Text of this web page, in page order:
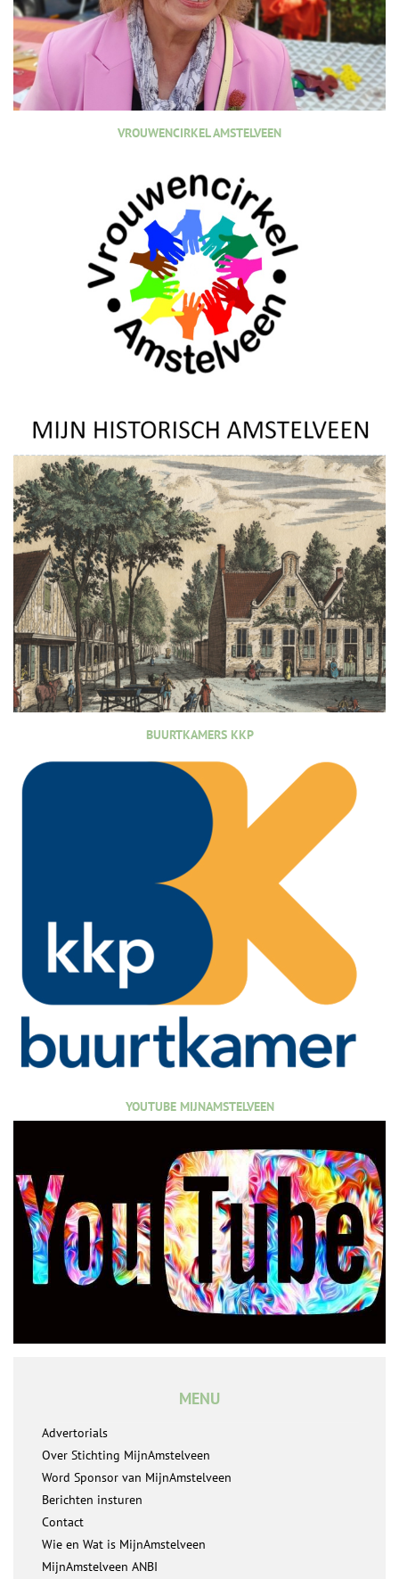
VROUWENCIRKEL AMSTELVEEN
BUURTKAMERS KKP
YOUTUBE MIJNAMSTELVEEN
MENU
Advertorials
Over Stichting MijnAmstelveen
Word Sponsor van MijnAmstelveen
Berichten insturen
Contact
Wie en Wat is MijnAmstelveen
MijnAmstelveen ANBI